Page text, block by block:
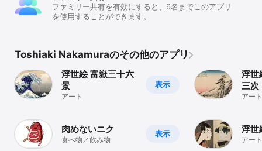
ファミリー共有を有効にすると、6名までこのアプリ
を使用することができます。
Toshiaki Nakamuraのその他のアプリ
表示
浮世絵 富嶽三十六
景
アート
表示
肉めないニク
食べ物／飲み物
浮世
三次
アート
浮世
アート